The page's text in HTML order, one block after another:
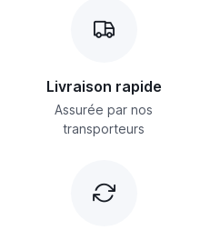
Livraison rapide
Assurée par nos
transporteurs